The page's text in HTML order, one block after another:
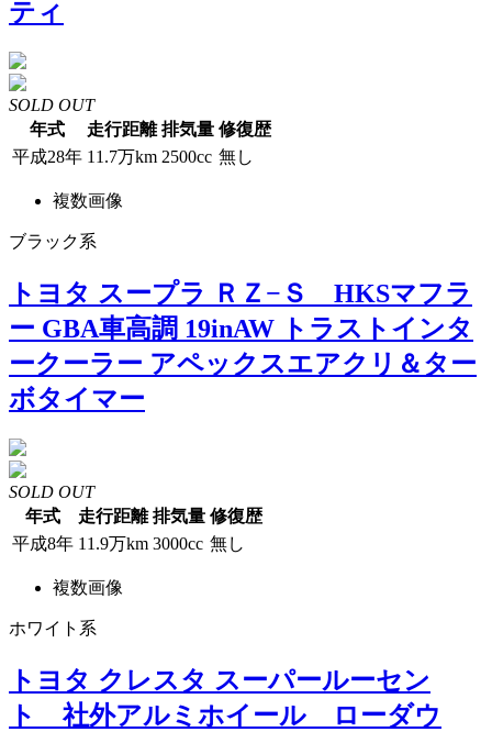
ティ
SOLD OUT
年式
走行距離 排気量 修復歴
平成28年 11.7万km 2500cc 無し
複数画像
ブラック系
トヨタ スープラ ＲＺ−Ｓ HKSマフラ
ー GBA車高調 19inAW トラストインタ
ークーラー アペックスエアクリ＆ター
ボタイマー
SOLD OUT
年式
走行距離 排気量 修復歴
平成8年 11.9万km 3000cc 無し
複数画像
ホワイト系
トヨタ クレスタ スーパールーセン
ト 社外アルミホイール ローダウ